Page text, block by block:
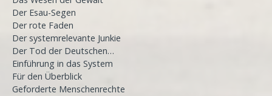
Der Esau-Segen
Der rote Faden
Der systemrelevante Junkie
Der Tod der Deutschen…
Einführung in das System
Für den Überblick
Geforderte Menschenrechte